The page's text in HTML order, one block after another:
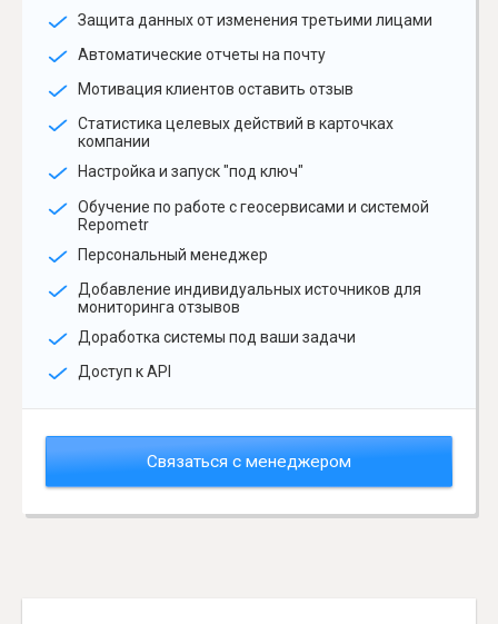
Защита данных от изменения третьими лицами
Автоматические отчеты на почту
Мотивация клиентов оставить отзыв
Статистика целевых действий в карточках
компании
Настройка и запуск "под ключ"
Обучение по работе с геосервисами и системой
Repometr
Персональный менеджер
Добавление индивидуальных источников для
мониторинга отзывов
Доработка системы под ваши задачи
Доступ к API
Связаться с менеджером